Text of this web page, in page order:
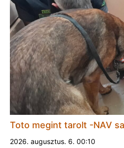
Toto megint tarolt -NAV
2026. augusztus. 6. 00:10